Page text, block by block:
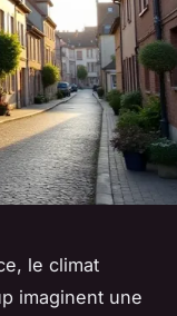
le climat
imaginent une